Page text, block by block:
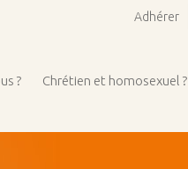
Adhérer
? Chrétien et homosexuel ?